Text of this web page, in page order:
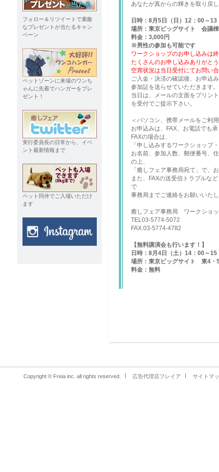
あなたが真からの輝きを取り戻
日時：8月5日（日）12：00～13
場所：東京ビッグサイト 会議
料金：3,000円
※男性の参加も可能です
ワークショップのお申し込みは
たくさんのお申し込みありがと
空席状況は当日受付にてお問い
ご入金・決済の確認後、お申込
参加証を送らせていただきます。
当日は、メールの文面をプリン
を受付でご提示下さい。
＜パソコン、携帯メールをご利
お申込みは、FAX、お電話でも
FAXの場合は、
「申し込みするワークショップ
お名前、参加人数、郵便番号、
の上、
「癒しフェア事務局宛て」で、
また、FAXの送受信トラブルな
で
事務局までご連絡をお願いいた
癒しフェア事務局 ワークショ
TEL03-5774-5072
FAX.03-5774-4782
【無料講演会も行います！】
日時：8月4日（土）14：00～15
場所：東京ビッグサイト 東4
料金：無料
フォロー＆リツイートで素敵
なプレゼントが当たるキャン
ペーン
ペットゾーンに来場のワンち
ゃんに先着でハンガーをプレ
ゼント！
実行委員長の日常から、イベ
ント最新情報まで
ペット同伴でご入場いただけ
ます
Copyright © Freia inc. all rights reserved. 広告代理店フレイア サイトマ